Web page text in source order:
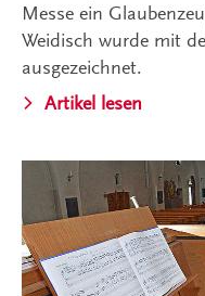
Messe ein
Weidisch wurde mit
ausgezeichnet.
Artikel lesen